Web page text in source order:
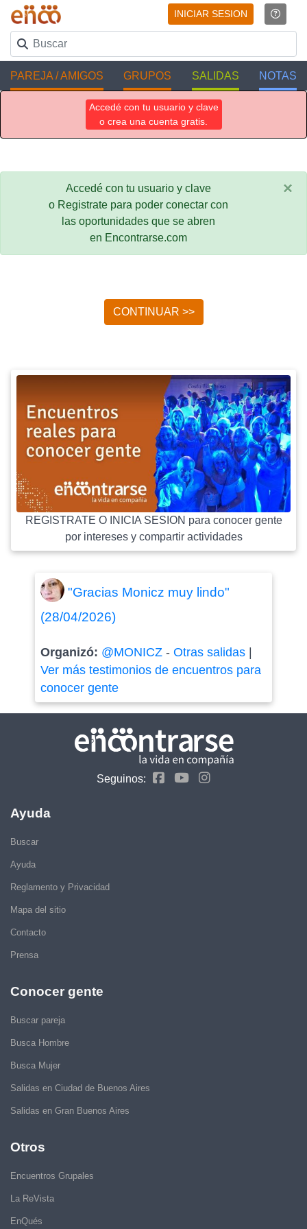
INICIAR SESION
PAREJA / AMIGOS GRUPOS SALIDAS NOTAS
Accedé con tu usuario y clave
o crea una cuenta gratis.
Accedé con tu usuario y clave
o Registrate para poder conectar con
las oportunidades que se abren
en Encontrarse.com
×
CONTINUAR >>
REGISTRATE O INICIA SESION para conocer gente
por intereses y compartir actividades
"Gracias Monicz muy lindo"
(28/04/2026)
Organizó: @MONICZ- Otras salidas|
Ver más testimonios de encuentros para
conocer gente
Seguinos:
Ayuda
Buscar
Ayuda
Reglamento y Privacidad
Mapa del sitio
Contacto
Prensa
Conocer gente
Buscar pareja
Busca Hombre
Busca Mujer
Salidas en Ciudad de Buenos Aires
Salidas en Gran Buenos Aires
Otros
Encuentros Grupales
La ReVista
EnQués